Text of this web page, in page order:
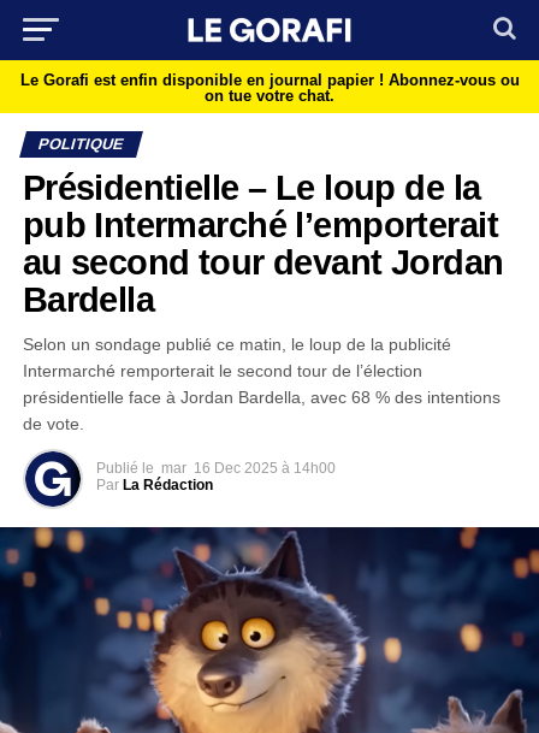
Le Gorafi est enfin disponible en journal papier ! Abonnez-vous ou
on tue votre chat.
POLITIQUE
Présidentielle – Le loup de la
pub Intermarché l’emporterait
au second tour devant Jordan
Bardella
Selon un sondage publié ce matin, le loup de la publicité
Intermarché remporterait le second tour de l’élection
présidentielle face à Jordan Bardella, avec 68 % des intentions
de vote.
Publié le mar 16 Dec 2025 à 14h00
Par La Rédaction